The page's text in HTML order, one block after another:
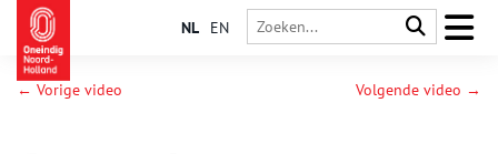
NL EN
← Vorige video Volgende video →